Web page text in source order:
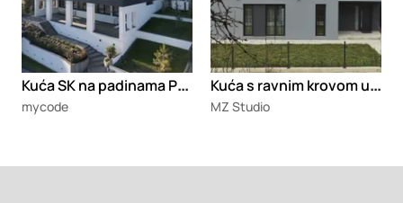
K
uća SK na padinama Popovice
mycode
K
uća s ravnim krovom u Železniku
MZ Studio